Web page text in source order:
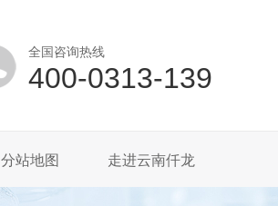
全国咨询热线
400-0313-139
分站地图 走进云南仟龙